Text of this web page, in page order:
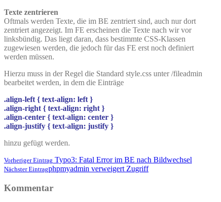
Texte zentrieren
Oftmals werden Texte, die im BE zentriert sind, auch nur dort
zentriert angezeigt. Im FE erscheinen die Texte nach wir vor
linksbündig. Das liegt daran, dass bestimmte CSS-Klassen
zugewiesen werden, die jedoch für das FE erst noch definiert
werden müssen.
Hierzu muss in der Regel die Standard style.css unter /fileadmin
bearbeitet werden, in dem die Einträge
.align-left { text-align: left }
.align-right { text-align: right }
.align-center { text-align: center }
.align-justify { text-align: justify }
hinzu gefügt werden.
Post
navigation
Vorheriger Eintrag Typo3: Fatal Error im BE nach Bildwechsel
Previous
link
Nächster Eintragphpmyadmin verweigert Zugriff
Post
Kommentar